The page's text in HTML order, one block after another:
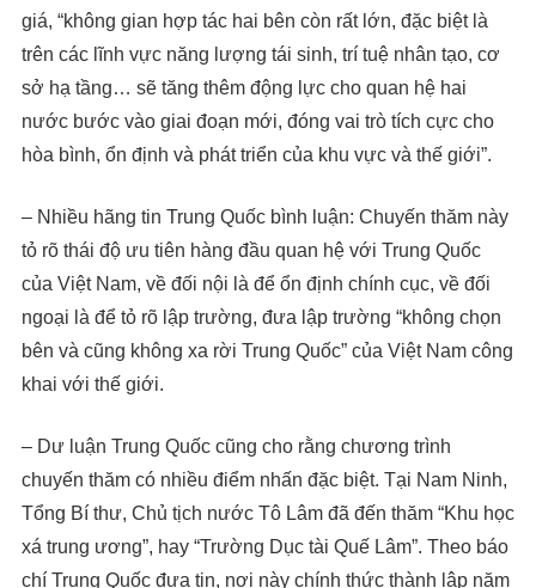
giá, “không gian hợp tác hai bên còn rất lớn, đặc biệt là
trên các lĩnh vực năng lượng tái sinh, trí tuệ nhân tạo, cơ
sở hạ tầng… sẽ tăng thêm động lực cho quan hệ hai
nước bước vào giai đoạn mới, đóng vai trò tích cực cho
hòa bình, ổn định và phát triển của khu vực và thế giới”.
– Nhiều hãng tin Trung Quốc bình luận: Chuyến thăm này
tỏ rõ thái độ ưu tiên hàng đầu quan hệ với Trung Quốc
của Việt Nam, về đối nội là để ổn định chính cục, về đối
ngoại là để tỏ rõ lập trường, đưa lập trường “không chọn
bên và cũng không xa rời Trung Quốc” của Việt Nam công
khai với thế giới.
– Dư luận Trung Quốc cũng cho rằng chương trình
chuyến thăm có nhiều điểm nhấn đặc biệt. Tại Nam Ninh,
Tổng Bí thư, Chủ tịch nước Tô Lâm đã đến thăm “Khu học
xá trung ương”, hay “Trường Dục tài Quế Lâm”. Theo báo
chí Trung Quốc đưa tin, nơi này chính thức thành lập năm